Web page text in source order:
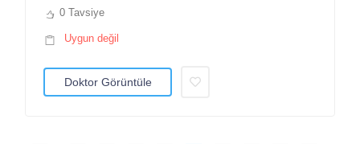
0 Tavsiye
Uygun değil
Doktor Görüntüle